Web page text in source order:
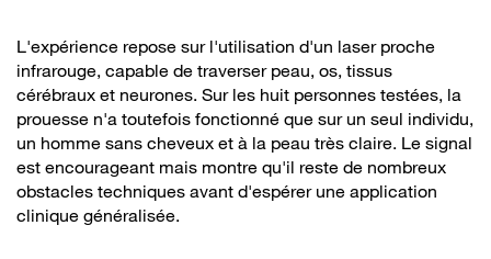
L'expérience repose sur l'utilisation d'un laser proche
infrarouge, capable de traverser peau, os, tissus
cérébraux et neurones. Sur les huit personnes testées, la
prouesse n'a toutefois fonctionné que sur un seul individu,
un homme sans cheveux et à la peau très claire. Le signal
est encourageant mais montre qu'il reste de nombreux
obstacles techniques avant d'espérer une application
clinique généralisée.